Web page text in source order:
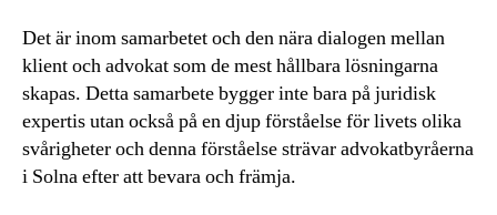
Det är inom samarbetet och den nära dialogen mellan
klient och advokat som de mest hållbara lösningarna
skapas. Detta samarbete bygger inte bara på juridisk
expertis utan också på en djup förståelse för livets olika
svårigheter och denna förståelse strävar advokatbyråerna
i Solna efter att bevara och främja.